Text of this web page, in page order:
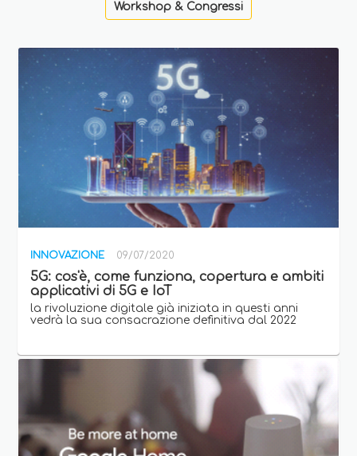
Workshop & Congressi
INNOVAZIONE 09/07/2020
5G: cos'è, come funziona, copertura e ambiti
applicativi di 5G e IoT
la rivoluzione digitale già iniziata in questi anni
vedrà la sua consacrazione definitiva dal 2022